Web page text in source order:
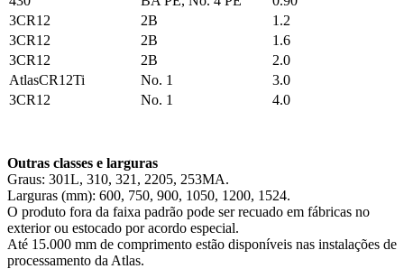
3CR12
2B
1.2
3CR12
2B
1.6
3CR12
2B
2.0
AtlasCR12Ti
No. 1
3.0
3CR12
No. 1 4.0
Outras classes e larguras
Graus: 301L, 310, 321, 2205, 253MA.
Larguras (mm): 600, 750, 900, 1050, 1200, 1524.
O produto fora da faixa padrão pode ser recuado em fábricas no
exterior ou estocado por acordo especial.
Até 15.000 mm de comprimento estão disponíveis nas instalações de
processamento da Atlas.